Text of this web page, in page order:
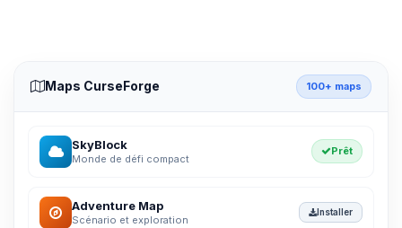
Maps CurseForge 100+ maps
SkyBlock
Monde de défi compact
Prêt
Adventure Map
Scénario et exploration
Installer